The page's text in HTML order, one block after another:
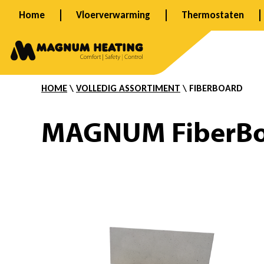
inhoud
Home Vloerverwarming Thermostaten
F
HOME \ VOLLEDIG ASSORTIMENT \ FIBERBOARD
MAGNUM